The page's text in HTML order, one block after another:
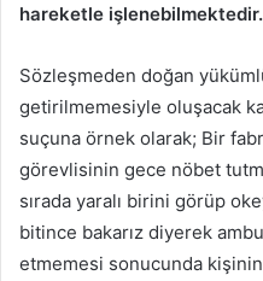
hareketle işlenebilmektedir.
Sözleşmeden doğan
getirilmemesiyle oluşacak
suçuna örnek olarak; Bir
görevlisinin gece nöbet
sırada yaralı birini görüp
bitince bakarız diyerek
etmemesi sonucunda